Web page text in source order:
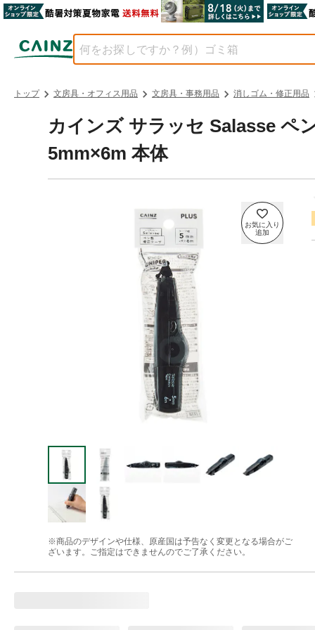
トップ 文房具・オフィス用品 文房具・事務用品 消しゴム・修正用品
カインズ サラッセ Salasse ペ
5mm×6m 本体
※商品のデザインや仕様、原産国は予告なく変更となる場合がご
ざいます。ご指定はできませんのでご了承ください。